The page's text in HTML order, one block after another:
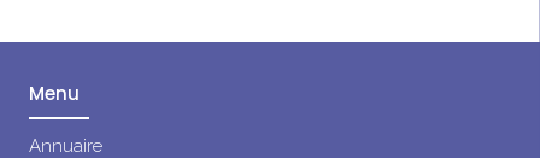
Menu
Annuaire